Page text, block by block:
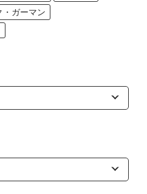
・ガーマン